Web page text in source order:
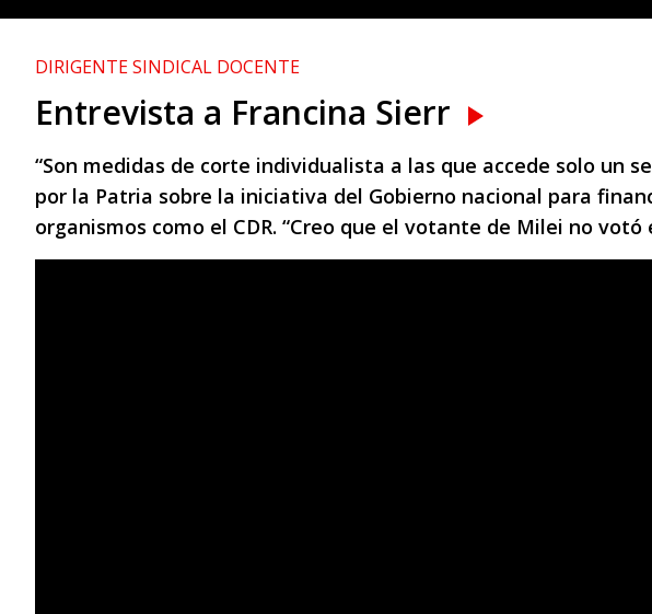
DIRIGENTE SINDICAL DOCENTE
Entrevista a Francina Sierr
“Son medidas de corte individualista a las que accede solo un
por la Patria sobre la iniciativa del Gobierno nacional para
organismos como el CDR. “Creo que el votante de Milei no votó